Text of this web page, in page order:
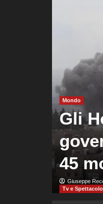
Mondo
Gli
45
Giuseppe
Tv e Spettacolo